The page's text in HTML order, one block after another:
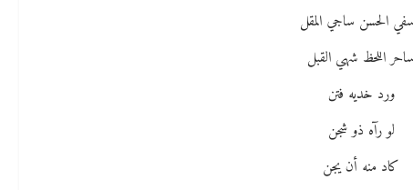
الحسن ساجي المقل
ساحر اللحظ شهي القبل
ورد خديه فتن
لو رآه ذو شجن
كاد منه أن يجن